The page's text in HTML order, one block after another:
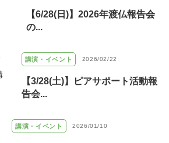
【6/28(日)】2026年渡仏報告会
の...
講演・イベント 2026/02/22
【3/28(土)】ピアサポート活動報
告会...
講演・イベント 2026/01/10